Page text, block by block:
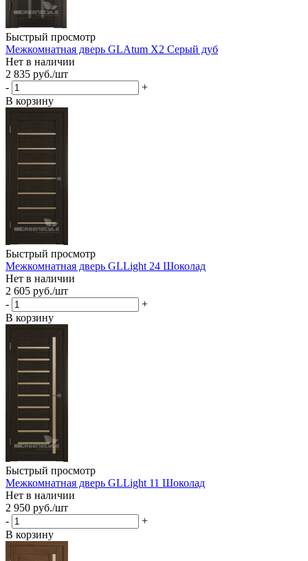
Быстрый просмотр
Межкомнатная дверь GLAtum X2 Серый дуб
Нет в наличии
2 835 руб./шт
-
+
В корзину
Быстрый просмотр
Межкомнатная дверь GLLight 24 Шоколад
Нет в наличии
2 605 руб./шт
-
+
В корзину
Быстрый просмотр
Межкомнатная дверь GLLight 11 Шоколад
Нет в наличии
2 950 руб./шт
-
+
В корзину